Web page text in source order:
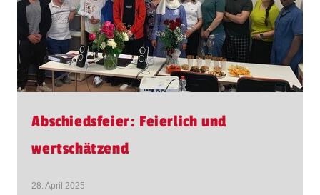
Abschiedsfeier: Feierlich und
wertschätzend
28. April 2025